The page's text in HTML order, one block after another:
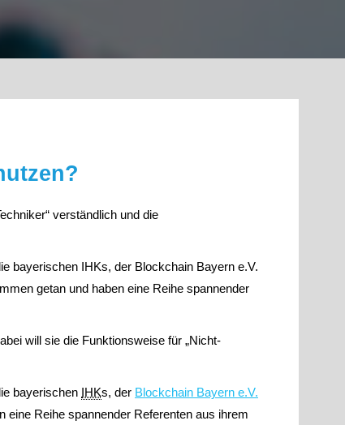
verständlich und die
bayerischen IHKs, der Blockchain Bayern e.V.
getan und haben eine Reihe spannender
will sie die Funktionsweise für „Nicht-
bayerischen IHKs, der Blockchain Bayern e.V.
eine Reihe spannender Referenten aus ihrem